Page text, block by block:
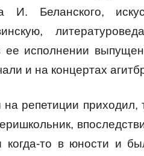
И. Беланского,
ее исполнении
и на концертах
репетиции приходил,
то в юности и